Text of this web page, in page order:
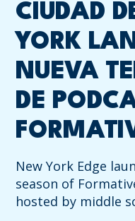
CIUDAD
YORK
NUEVA
DE
New York Edge
season of
hosted by middle